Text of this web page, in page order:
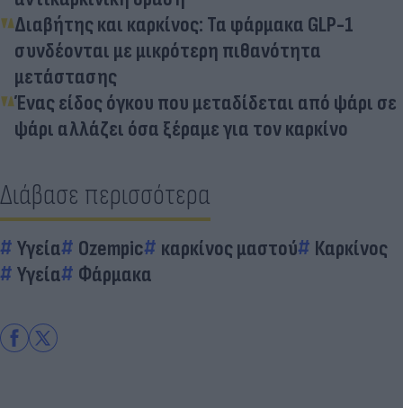
Διαβήτης και καρκίνος: Τα φάρμακα GLP-1
συνδέονται με μικρότερη πιθανότητα
μετάστασης
Ένας είδος όγκου που μεταδίδεται από ψάρι σε
ψάρι αλλάζει όσα ξέραμε για τον καρκίνο
Διάβασε περισσότερα
Υγεία Ozempic καρκίνος μαστού
Καρκίνος
Υγεία
Φάρμακα